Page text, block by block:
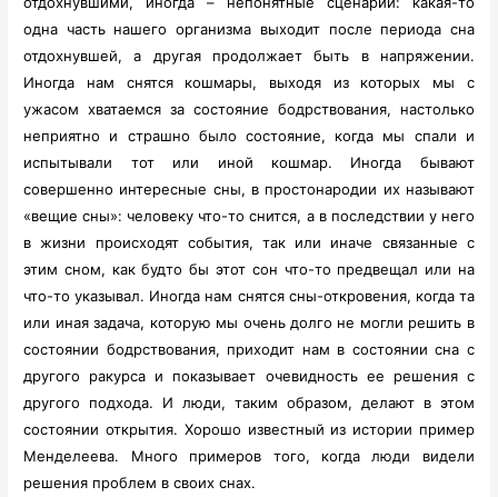
одна часть нашего организма выходит после периода сна
отдохнувшей, а другая продолжает быть в напряжении.
Иногда нам снятся кошмары, выходя из которых мы с
ужасом хватаемся за состояние бодрствования, настолько
неприятно и страшно было состояние, когда мы спали и
испытывали тот или иной кошмар. Иногда бывают
совершенно интересные сны, в простонародии их называют
«вещие сны»: человеку что-то снится, а в последствии у него
в жизни происходят события, так или иначе связанные с
этим сном, как будто бы этот сон что-то предвещал или на
что-то указывал. Иногда нам снятся сны-откровения, когда та
или иная задача, которую мы очень долго не могли решить в
состоянии бодрствования, приходит нам в состоянии сна с
другого ракурса и показывает очевидность ее решения с
другого подхода. И люди, таким образом, делают в этом
состоянии открытия. Хорошо известный из истории пример
Менделеева. Много примеров того, когда люди видели
решения проблем в своих снах.